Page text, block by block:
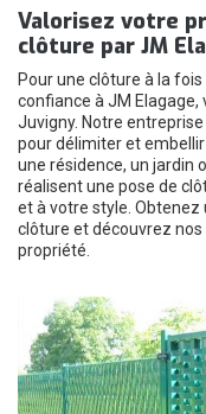
Valorisez votre
clôture par JM
Pour une clôture à la
confiance à JM
Juvigny. Notre
pour délimiter et
une résidence, un jardin
réalisent une pose de
et à votre style. Obtenez
clôture et découvrez
propriété.